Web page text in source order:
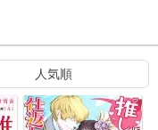
人気順